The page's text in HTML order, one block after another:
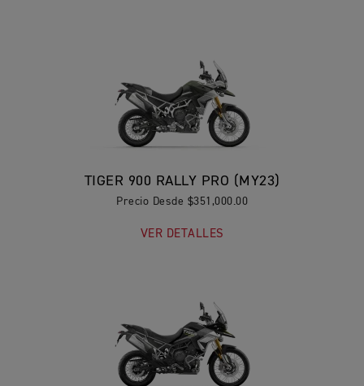
TIGER 900 RALLY PRO (MY23)
Precio Desde $351,000.00
VER DETALLES